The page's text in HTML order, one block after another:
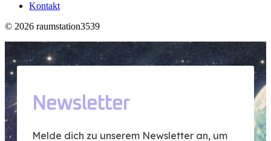
Kontakt
© 2026 raumstation3539